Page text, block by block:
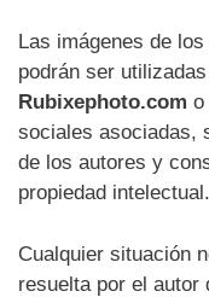
Las imágenes de
podrán ser
Rubixephoto.com o
sociales asociadas,
de los autores y
propiedad intelectual.
Cualquier situación
resuelta por el autor